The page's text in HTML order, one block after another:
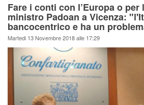
Fare i conti con l’Europa o per
ministro Padoan a Vicenza:
bancocentrico e ha un
Martedi 13 Novembre 2018 alle 17:29